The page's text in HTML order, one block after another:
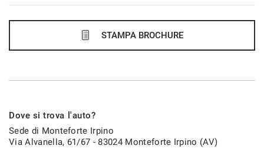
859€/mese
48 Mesi
STAMPA BROCHURE
Dove si trova l'auto?
Sede di Monteforte Irpino
Via Alvanella, 61/67 - 83024 Monteforte Irpino (AV)